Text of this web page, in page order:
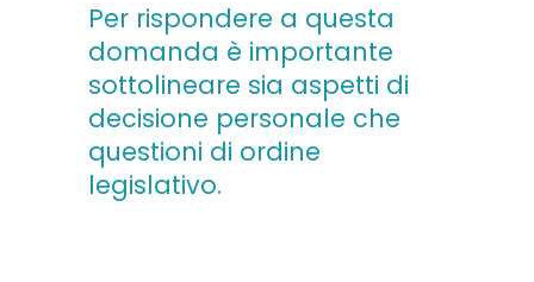
Per rispondere a questa
domanda è importante
sottolineare sia aspetti di
decisione personale che
questioni di ordine
legislativo.